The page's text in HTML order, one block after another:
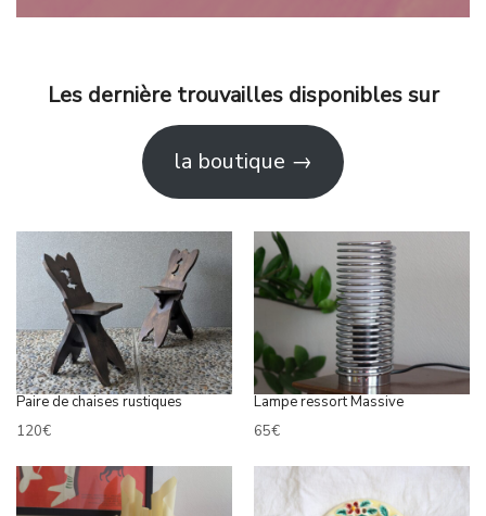
Les dernière trouvailles disponibles sur
la boutique →
Paire de chaises rustiques
120€
Lampe ressort Massive
65€